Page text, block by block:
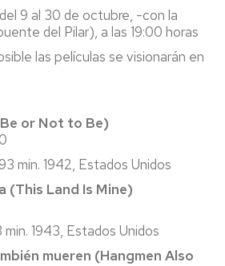
9 al 30 de octubre, -con la
del Pilar), a las 19:00 horas
las películas se visionarán en
or Not to Be)
10
min. 1942, Estados Unidos
(This Land Is Mine)
1943, Estados Unidos
mueren (Hangmen Also